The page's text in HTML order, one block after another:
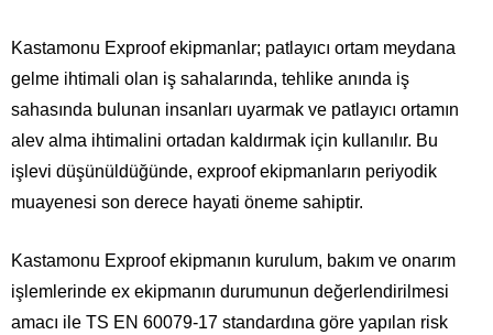
Kastamonu Exproof ekipmanlar; patlayıcı ortam meydana
gelme ihtimali olan iş sahalarında, tehlike anında iş
sahasında bulunan insanları uyarmak ve patlayıcı ortamın
alev alma ihtimalini ortadan kaldırmak için kullanılır. Bu
işlevi düşünüldüğünde, exproof ekipmanların periyodik
muayenesi son derece hayati öneme sahiptir.
Kastamonu Exproof ekipmanın kurulum, bakım ve onarım
işlemlerinde ex ekipmanın durumunun değerlendirilmesi
amacı ile TS EN 60079-17 standardına göre yapılan risk